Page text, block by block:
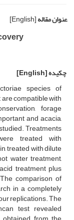
عنوان مقاله[English]
چکیده[English]
species of
compatible with
forage
and acacia,
Treatments
treated with
treated with dilute
water treatment,
treatment plus
comparison of
in a completely
replications. The
test revealed